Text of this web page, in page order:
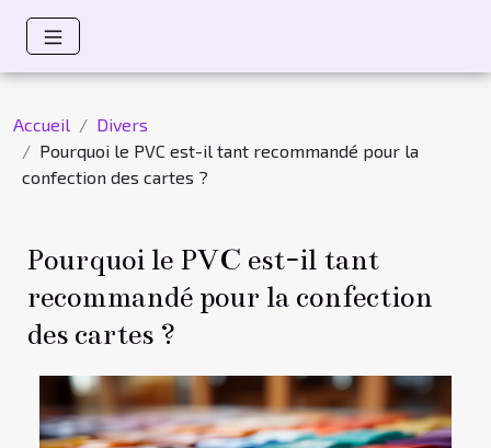
Accueil
Divers
Pourquoi le PVC est-il tant recommandé pour la
confection des cartes ?
Pourquoi le PVC est-il tant
recommandé pour la confection
des cartes ?